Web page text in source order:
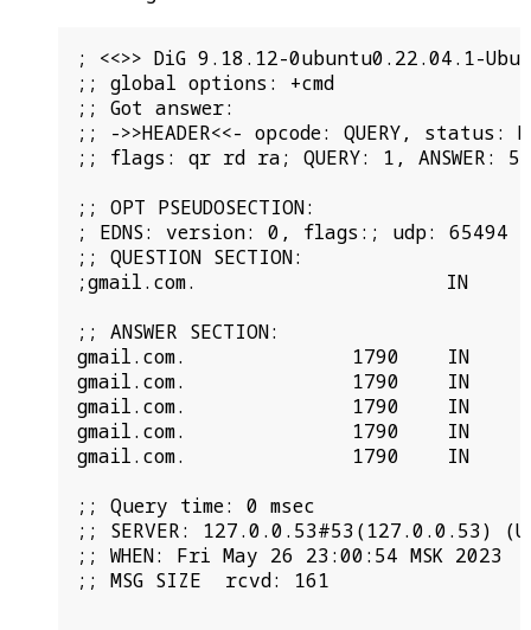
; <<>> DiG 9.18.12-0ubuntu0.22.04.1-
;; global options: +cmd
;; Got answer:
;; ->>HEADER<<- opcode: QUERY, status:
;; flags: qr rd ra; QUERY: 1, ANSWER: 5,
;; OPT PSEUDOSECTION:
; EDNS: version: 0, flags:; udp: 65494
;; QUESTION SECTION:
;gmail.com.                     IN
;; ANSWER SECTION:
gmail.com.              1790    IN
gmail.com.              1790    IN
gmail.com.              1790    IN
gmail.com.              1790    IN
gmail.com.              1790    IN
;; Query time: 0 msec
;; SERVER: 127.0.0.53#53(127.0.0.53)
;; WHEN: Fri May 26 23:00:54 MSK 2023
;; MSG SIZE  rcvd: 161